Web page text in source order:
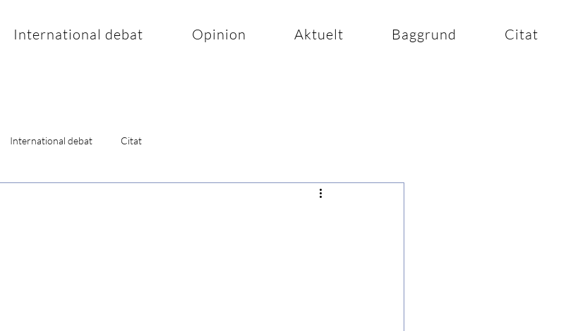
International debat Opinion Aktuelt Baggrund Citat
International debat Citat